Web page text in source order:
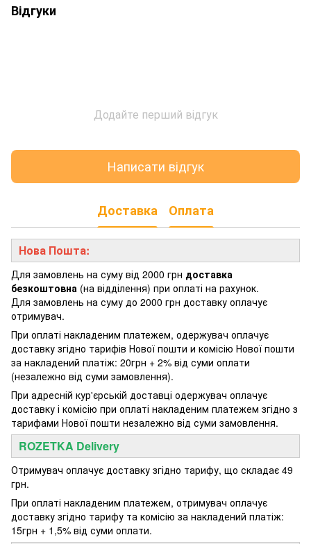
Відгуки
Додайте перший відгук
Написати відгук
Доставка Оплата
Нова Пошта:
Для замовлень на суму від 2000 грн доставка
безкоштовна (на відділення) при оплаті на рахунок.
Для замовлень на суму до 2000 грн доставку оплачує
отримувач.
При оплаті накладеним платежем, одержувач оплачує
доставку згідно тарифів Нової пошти и комісію Нової пошти
за накладений платіж: 20грн + 2% від суми оплати
(незалежно від суми замовлення).
При адресній кур'єрській доставці одержувач оплачує
доставку і комісію при оплаті накладеним платежем згідно з
тарифами Нової пошти незалежно від суми замовлення.
ROZETKA Delivery
Отримувач оплачує доставку згідно тарифу, що складає 49
грн.
При оплаті накладеним платежем, отримувач оплачує
доставку згідно тарифу та комісію за накладений платіж:
15грн + 1,5% від суми оплати.